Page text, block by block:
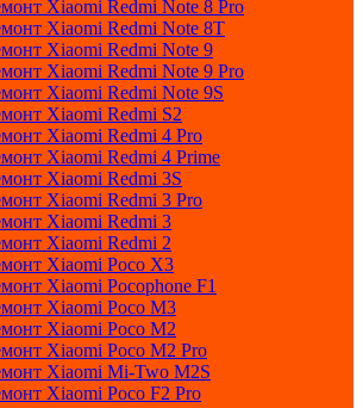
Xiaomi Redmi Note 8 Pro
Xiaomi Redmi Note 8T
Xiaomi Redmi Note 9
Xiaomi Redmi Note 9 Pro
Xiaomi Redmi Note 9S
Xiaomi Redmi S2
Xiaomi Redmi 4 Pro
Xiaomi Redmi 4 Prime
Xiaomi Redmi 3S
Xiaomi Redmi 3 Pro
Xiaomi Redmi 3
Xiaomi Redmi 2
Xiaomi Poco X3
Xiaomi Pocophone F1
Xiaomi Poco M3
Xiaomi Poco M2
Xiaomi Poco M2 Pro
Xiaomi Mi-Two M2S
Xiaomi Poco F2 Pro